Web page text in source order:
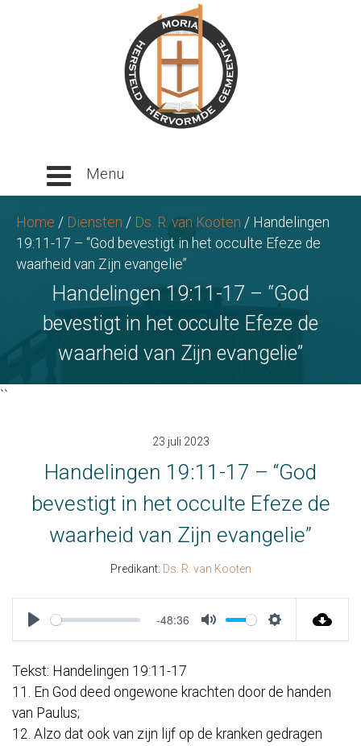
Home / Diensten / Ds. R. van Kooten / Handelingen
19:11-17 – “God bevestigt in het occulte Efeze de
waarheid van Zijn evangelie”
Handelingen 19:11-17 – “God
bevestigt in het occulte Efeze de
waarheid van Zijn evangelie”
``
23 juli 2023
Handelingen 19:11-17 – “God
bevestigt in het occulte Efeze de
waarheid van Zijn evangelie”
Predikant: Ds. R. van Kooten
Play
-48:36
Mute Settings
Tekst: Handelingen 19:11-17
11. En God deed ongewone krachten door de handen
van Paulus;
12. Alzo dat ook van zijn lijf op de kranken gedragen